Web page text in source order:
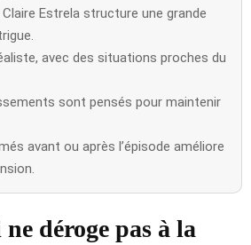
Estrela structure une grande
avec des situations proches du
sont pensés pour maintenir
avant ou après l’épisode améliore
déroge pas à la